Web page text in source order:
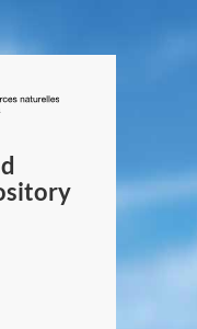
/
Canada